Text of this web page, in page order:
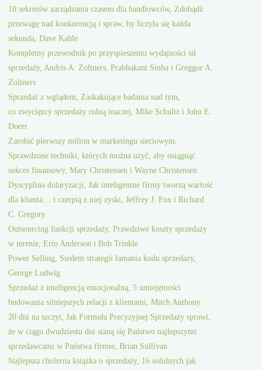
10 sekretów zarządzania czasem dla handlowców, Zdobądź
przewagę nad konkurencją i spraw, by liczyła się każda
sekunda, Dave Kahle
Kompletny przewodnik po przyspieszeniu wydajności sił
sprzedaży, Andris A. Zoltners, Prabhakant Sinha i Greggor A.
Zoltners
Sprzedaż z wglądem, Zaskakujące badania nad tym,
co zwycięzcy sprzedaży robią inaczej, Mike Schultz i John E.
Doerr
Zarobić pierwszy milion w marketingu sieciowym,
Sprawdzone techniki, których można użyć, aby osiągnąć
sukces finansowy, Mary Christensen i Wayne Christensen
Dyscyplina dolaryzacji, Jak inteligentne firmy tworzą wartość
dla klienta… i czerpią z niej zyski, Jeffrey J. Fox i Richard
C. Gregory
Outsourcing funkcji sprzedaży, Prawdziwe koszty sprzedaży
w terenie, Erin Anderson i Bob Trinkle
Power Selling, Siedem strategii łamania kodu sprzedaży,
George Ludwig
Sprzedaż z inteligencją emocjonalną, 5 umiejętności
budowania silniejszych relacji z klientami, Mitch Anthony
20 dni na szczyt, Jak Formuła Precyzyjnej Sprzedaży sprawi,
że w ciągu dwudziestu dni staną się Państwo najlepszymi
sprzedawcami w Państwa firmie, Brian Sullivan
Najlepsza cholerna książka o sprzedaży, 16 solidnych jak